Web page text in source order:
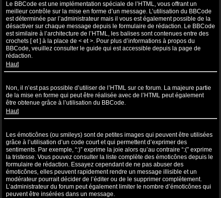
Le BBCode est une implémentation spéciale de l’HTML, vous offrant un
meilleur contrôle sur la mise en forme d’un message. L’utilisation du BBCode
est déterminée par l’administrateur mais il vous est également possible de la
désactiver sur chaque message depuis le formulaire de rédaction. Le BBCode
est similaire à l’architecture de l’HTML, les balises sont contenues entre des
crochets [ et ] à la place de < et >. Pour plus d’informations à propos du
BBCode, veuillez consulter le guide qui est accessible depuis la page de
rédaction.
Haut
Non, il n’est pas possible d’utiliser de l’HTML sur ce forum. La majeure partie
de la mise en forme qui peut être réalisée avec de l’HTML peut également
être obtenue grâce à l’utilisation du BBCode.
Haut
Les émoticônes (ou smileys) sont de petites images qui peuvent être utilisées
grâce à l’utilisation d’un code court et qui permettent d’exprimer des
sentiments. Par exemple, “:)” exprime la joie alors qu’au contraire “:(” exprime
la tristesse. Vous pouvez consulter la liste complète des émoticônes depuis le
formulaire de rédaction. Essayez cependant de ne pas abuser des
émoticônes, elles peuvent rapidement rendre un message illisible et un
modérateur pourrait décider de l’éditer ou de le supprimer complètement.
L’administrateur du forum peut également limiter le nombre d’émoticônes qui
peuvent être insérées dans un message.